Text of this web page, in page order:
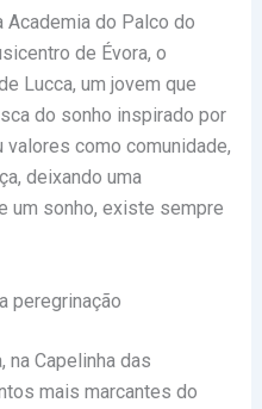
Academia do Palco do
de Évora, o
Lucca, um jovem que
do sonho inspirado por
valores como comunidade,
deixando uma
um sonho, existe sempre
peregrinação
na Capelinha das
mais marcantes do